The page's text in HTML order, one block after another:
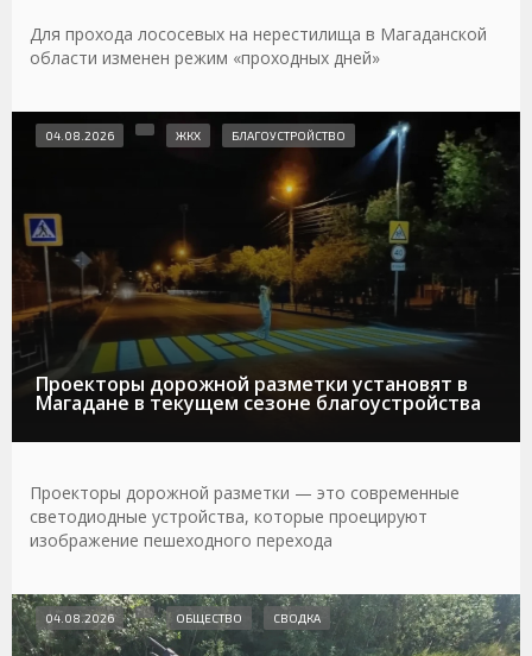
Для прохода лососевых на нерестилища в Магаданской
области изменен режим «проходных дней»
Проекторы дорожной разметки установят в
Магадане в текущем сезоне благоустройства
04.08.2026 ЖКХ БЛАГОУСТРОЙСТВО
Проекторы дорожной разметки — это современные
светодиодные устройства, которые проецируют
изображение пешеходного перехода
04.08.2026 ОБЩЕСТВО СВОДКА